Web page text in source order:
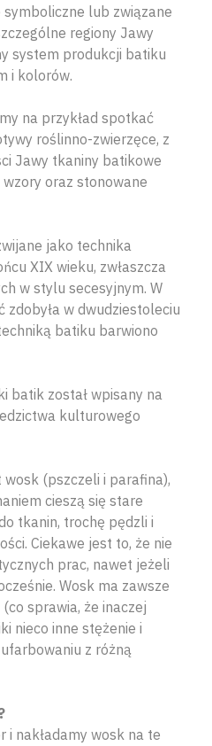
lub związane
regiony Jawy
system produkcji batiku
i kolorów.
na przykład spotkać
roślinno-zwierzęce, z
Jawy tkaniny batikowe
oraz stonowane
jako technika
XIX wieku, zwłaszcza
w stylu secesyjnym. W
zdobyła w dwudziestoleciu
batiku barwiono
batik został wpisany na
kulturowego
(pszczeli i parafina),
cieszą się stare
tkanin, trochę pędzli i
Ciekawe jest to, że nie
prac, nawet jeżeli
Wosk ma zawsze
sprawia, że inaczej
nieco inne stężenie i
z różną
i nakładamy wosk na te